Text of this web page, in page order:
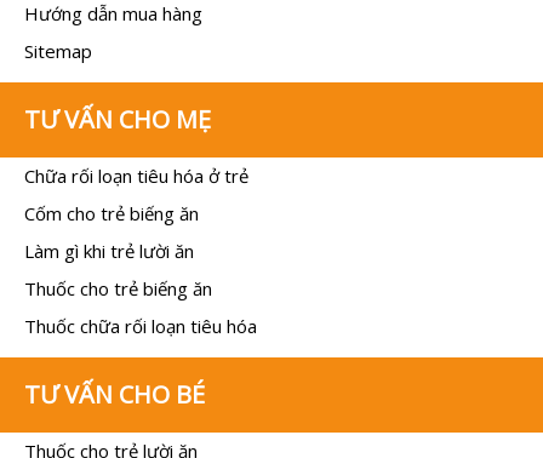
Hướng dẫn mua hàng
Sitemap
TƯ VẤN CHO MẸ
Chữa rối loạn tiêu hóa ở trẻ
Cốm cho trẻ biếng ăn
Làm gì khi trẻ lười ăn
Thuốc cho trẻ biếng ăn
Thuốc chữa rối loạn tiêu hóa
TƯ VẤN CHO BÉ
Thuốc cho trẻ lười ăn